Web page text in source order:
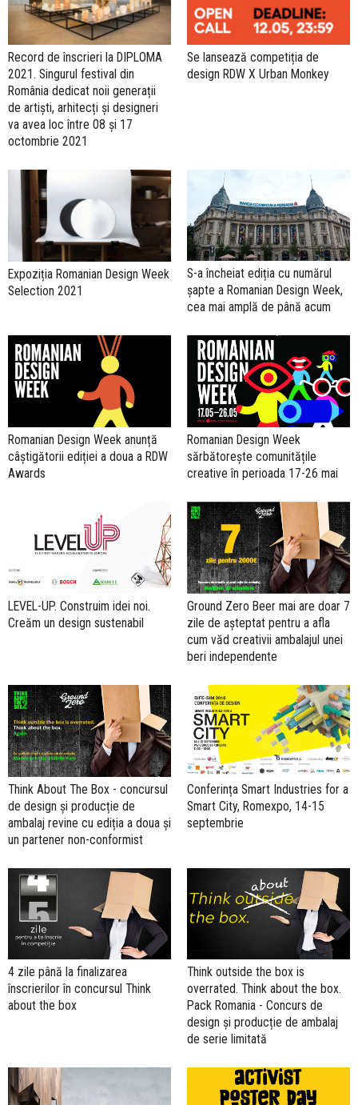
Record de înscrieri la DIPLOMA
2021. Singurul festival din
România dedicat noii generații
de artiști, arhitecți și designeri
va avea loc între 08 și 17
octombrie 2021
Se lansează competiția de
design RDW X Urban Monkey
Expoziția Romanian Design Week
Selection 2021
S-a încheiat ediția cu numărul
șapte a Romanian Design Week,
cea mai amplă de până acum
Romanian Design Week anunță
câștigătorii ediției a doua a RDW
Awards
Romanian Design Week
sărbătorește comunitățile
creative în perioada 17-26 mai
LEVEL-UP. Construim idei noi.
Creăm un design sustenabil
Ground Zero Beer mai are doar 7
zile de așteptat pentru a afla
cum văd creativii ambalajul unei
beri independente
Think About The Box - concursul
de design și producție de
ambalaj revine cu ediția a doua și
un partener non-conformist
Conferința Smart Industries for a
Smart City, Romexpo, 14-15
septembrie
4 zile până la finalizarea
înscrierilor în concursul Think
about the box
Think outside the box is
overrated. Think about the box.
Pack Romania - Concurs de
design și producție de ambalaj
de serie limitată